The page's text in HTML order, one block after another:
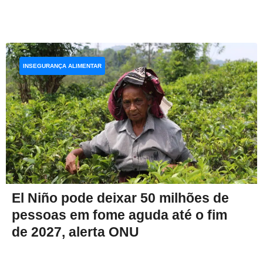
El Niño pode deixar 50 milhões de
pessoas em fome aguda até o fim
de 2027, alerta ONU
INSEGURANÇA ALIMENTAR